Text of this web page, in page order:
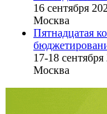
16 cентября
Москва
Пятнадцатая
17-18 сентября
Москва